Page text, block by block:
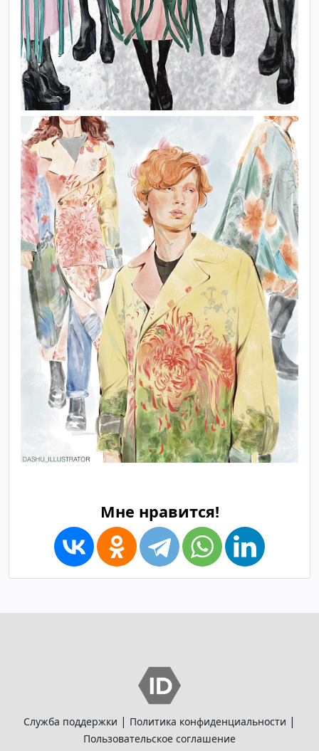
Мне нравится!
Служба поддержки | Политика конфиденциальности |
Пользовательское соглашение